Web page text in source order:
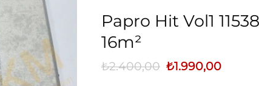
Papro Hit Vol1
16m²
₺2.400,00 Orijinal
₺1.990,00Şu